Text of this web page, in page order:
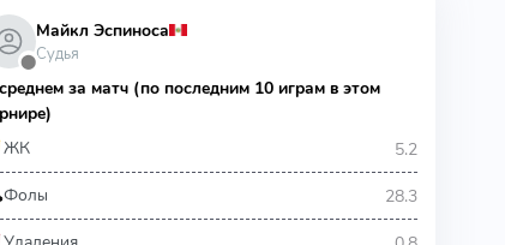
⬤
Майкл Эспиноса
Судья
за матч (по последним 10 играм в этом
ЖК
5.2
Фолы 28.3